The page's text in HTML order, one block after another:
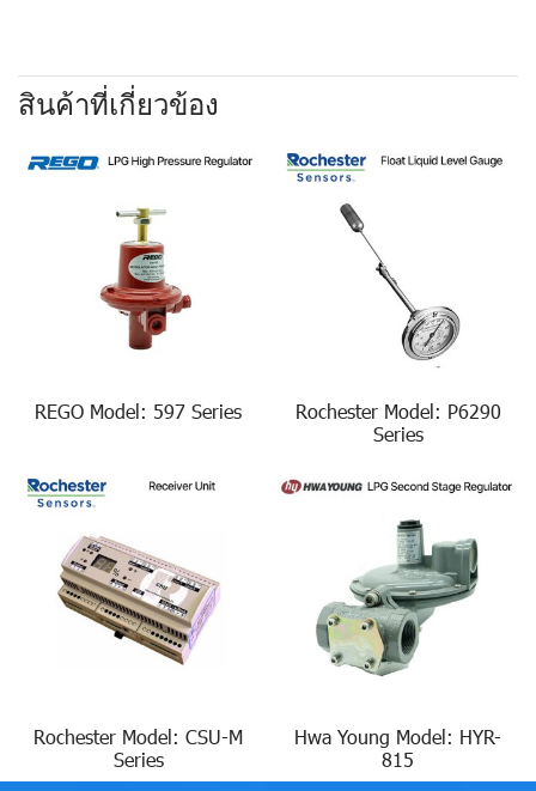
สินค้าที่เกี่ยวข้อง
REGO Model: 597 Series
Rochester Model: P6290
Series
Rochester Model: CSU-M
Series
Hwa Young Model: HYR-
815